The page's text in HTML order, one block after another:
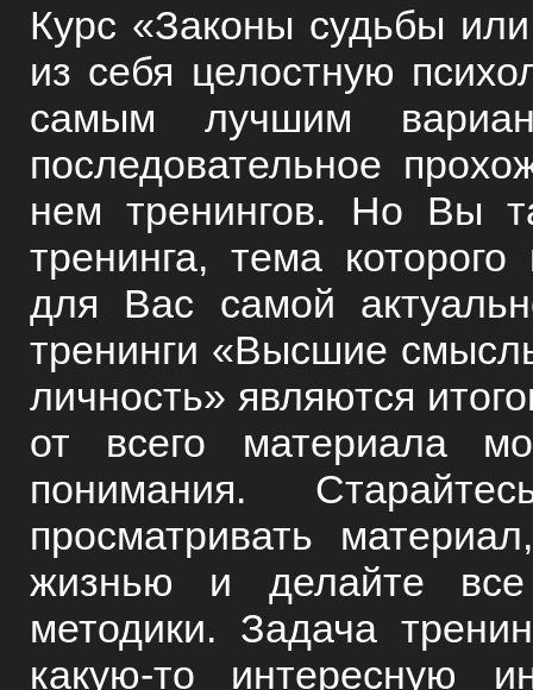
Курс «Законы судьбы
из себя целостную
самым лучшим
последовательное
нем тренингов. Но Вы
тренинга, тема
для Вас самой
тренинги «Высшие
личность» являются
от всего материала
понимания.
просматривать
жизнью и делайте все
методики. Задача
какую-то интересную